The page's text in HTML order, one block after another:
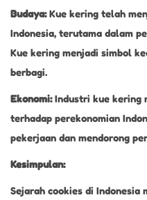
Budaya:Kue kering telah
Indonesia, terutama dalam
Kue kering menjadi simbol
berbagi.
Ekonomi:Industri kue kering
terhadap perekonomian
pekerjaan dan mendorong
Kesimpulan:
Sejarah cookies di Indonesia